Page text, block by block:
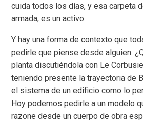
cuida todos los días, y esa carpeta
armada, es un activo.
Y hay una forma de contexto que
pedirle que piense desde alguien.
planta discutiéndola con Le
teniendo presente la trayectoria de
el sistema de un edificio como lo
Hoy podemos pedirle a un modelo
razone desde un cuerpo de obra